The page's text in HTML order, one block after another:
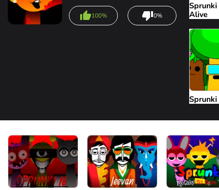
100% 0%
Alive
Sprunki